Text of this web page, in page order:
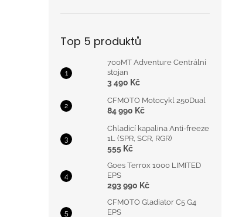
Top 5 produktů
700MT Adventure Centrální
stojan
3 490 Kč
CFMOTO Motocykl 250Dual
84 990 Kč
Chladicí kapalina Anti-freeze
1L (SPR, SCR, RGR)
555 Kč
Goes Terrox 1000 LIMITED
EPS
293 990 Kč
CFMOTO Gladiator C5 G4
EPS